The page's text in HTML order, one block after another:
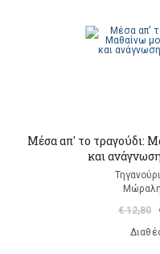
Μέσα απ' το τραγούδι:
και
€ 12,80